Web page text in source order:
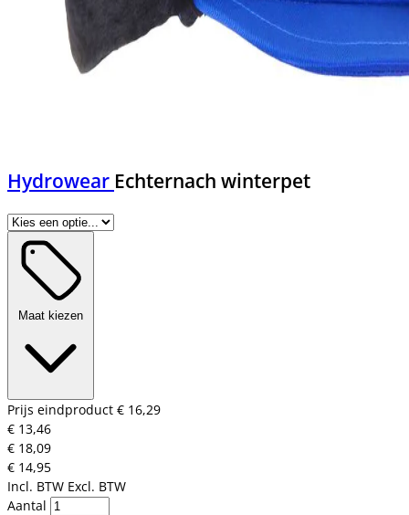
Hydrowear Echternach winterpet
Maat kiezen
Prijs eindproduct € 16,29
€ 13,46
€ 18,09
€ 14,95
Incl. BTW Excl. BTW
Aantal